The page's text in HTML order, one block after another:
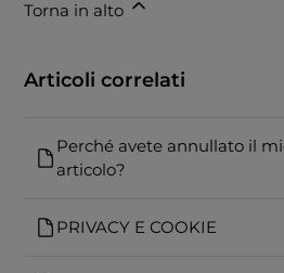
Torna in alto
Articoli correlati
Perché avete annullato il
articolo?
PRIVACY E COOKIE